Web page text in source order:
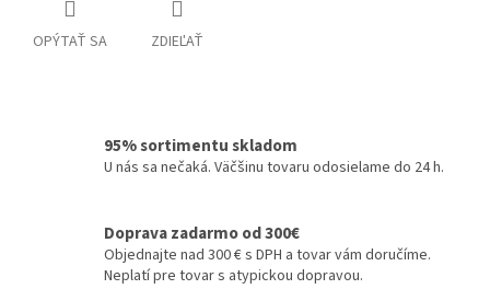
OPÝTAŤ SA ZDIEĽAŤ
95% sortimentu skladom
U nás sa nečaká. Väčšinu tovaru odosielame do 24 h.
Doprava zadarmo od 300€
Objednajte nad 300 € s DPH a tovar vám doručíme.
Neplatí pre tovar s atypickou dopravou.